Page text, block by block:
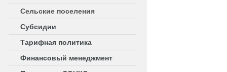
Сельские поселения
Субсидии
Тарифная политика
Финансовый менеджмент